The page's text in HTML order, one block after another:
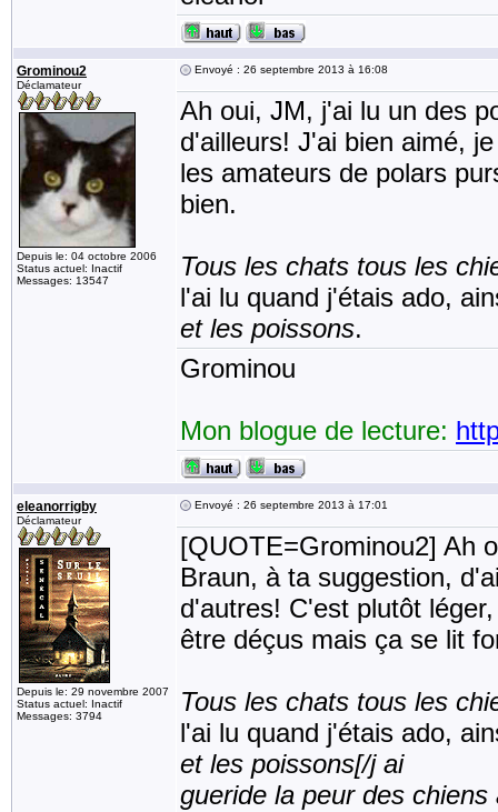
Grominou2
Déclamateur
Depuis le: 04 octobre 2006
Status actuel: Inactif
Messages: 13547
Envoyé : 26 septembre 2013 à 16:08
Ah oui, JM, j'ai lu un des
d'ailleurs! J'ai bien aimé,
les amateurs de polars
bien.
Tous les chats tous les
l'ai lu quand j'étais ado,
et les poissons.
Grominou
Mon blogue de lecture:
eleanorrigby
Déclamateur
Depuis le: 29 novembre 2007
Status actuel: Inactif
Messages: 3794
Envoyé : 26 septembre 2013 à 17:01
[QUOTE=Grominou2] Ah
Braun, à ta suggestion,
d'autres! C'est plutôt
être déçus mais ça se lit
Tous les chats tous les
l'ai lu quand j'étais ado,
et les poissons[/j ai
gueride la peur des